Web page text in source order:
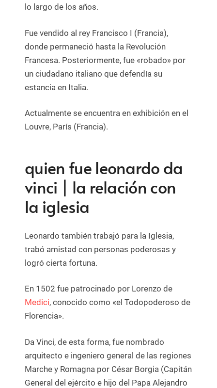
lo largo de los años.
Fue vendido al rey Francisco I (Francia),
donde permaneció hasta la Revolución
Francesa. Posteriormente, fue «robado» por
un ciudadano italiano que defendía su
estancia en Italia.
Actualmente se encuentra en exhibición en el
Louvre, París (Francia).
quien fue leonardo da
vinci | la relación con
la iglesia
Leonardo también trabajó para la Iglesia,
trabó amistad con personas poderosas y
logró cierta fortuna.
En 1502 fue patrocinado por Lorenzo de
Medici, conocido como «el Todopoderoso de
Florencia».
Da Vinci, de esta forma, fue nombrado
arquitecto e ingeniero general de las regiones
Marche y Romagna por César Borgia (Capitán
General del ejército e hijo del Papa Alejandro